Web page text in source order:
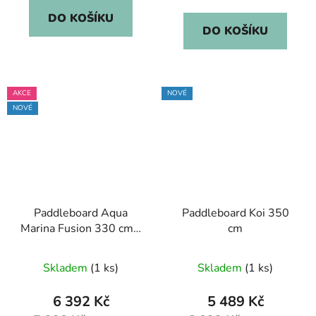
DO KOŠÍKU
DO KOŠÍKU
AKCE
NOVÉ
Paddleboard Aqua
Marina Fusion 330 cm -
Skladem (1 ks)
6 392 Kč
NOVÉ
Paddleboard Koi 350
cm
Skladem (1 ks)
5 489 Kč